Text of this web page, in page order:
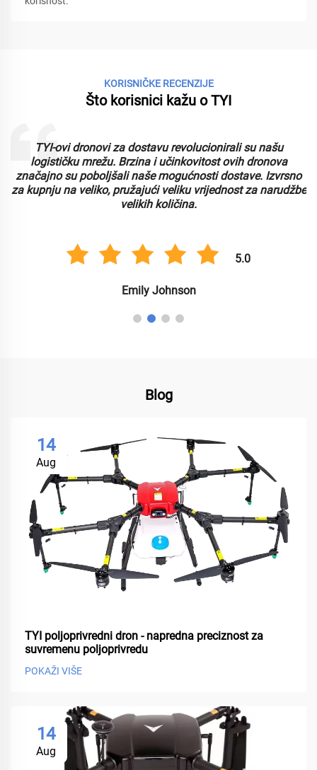
KORISNIČKE RECENZIJE
Što korisnici kažu o TYI
TYI-ovi dronovi za dostavu revolucionirali su našu
logističku mrežu. Brzina i učinkovitost ovih dronova
značajno su poboljšali naše mogućnosti dostave. Izvrsno
za kupnju na veliko, pružajući veliku vrijednost za narudžbe
velikih količina.
5.0
Emily Johnson
Blog
14
Aug
TYI poljoprivredni dron - napredna preciznost za
suvremenu poljoprivredu
POKAŽI VIŠE
14
Aug